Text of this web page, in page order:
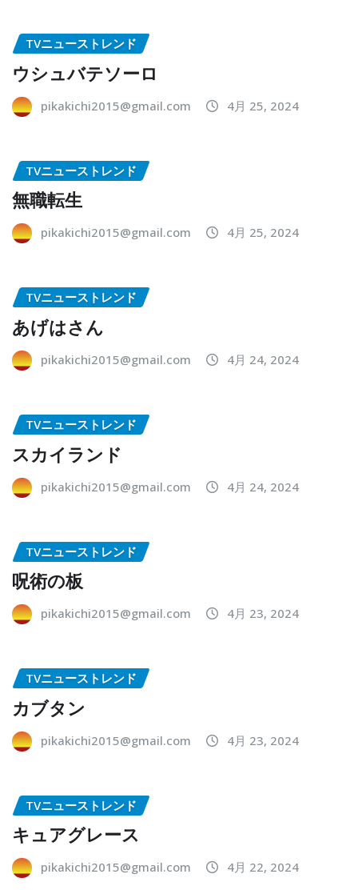
TVニューストレンド
ウシュバテソーロ
pikakichi2015@gmail.com 4月 25, 2024
TVニューストレンド
無職転生
pikakichi2015@gmail.com 4月 25, 2024
TVニューストレンド
あげはさん
pikakichi2015@gmail.com 4月 24, 2024
TVニューストレンド
スカイランド
pikakichi2015@gmail.com 4月 24, 2024
TVニューストレンド
呪術の板
pikakichi2015@gmail.com 4月 23, 2024
TVニューストレンド
カブタン
pikakichi2015@gmail.com 4月 23, 2024
TVニューストレンド
キュアグレース
pikakichi2015@gmail.com 4月 22, 2024